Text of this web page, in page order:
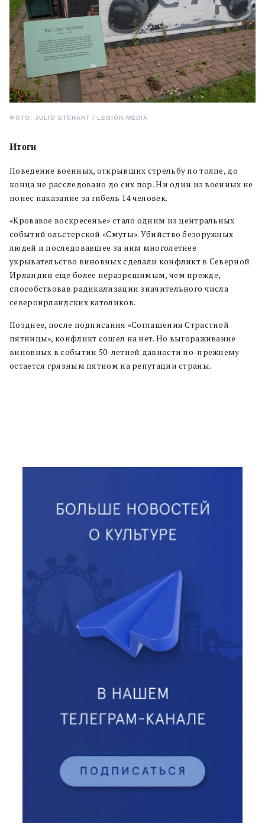
ФОТО: JULIO ETCHART / LEGION-MEDIA
Итоги
Поведение военных, открывших стрельбу по толпе, до
конца не расследовано до сих пор. Ни один из военных не
понес наказание за гибель 14 человек.
«Кровавое воскресенье» стало одним из центральных
событий ольстерской «Смуты». Убийство безоружных
людей и последовавшее за ним многолетнее
укрывательство виновных сделали конфликт в Северной
Ирландии еще более неразрешимым, чем прежде,
способствовав радикализации значительного числа
североирландских католиков.
Позднее, после подписания «Соглашения Страстной
пятницы», конфликт сошел на нет. Но выгораживание
виновных в событии 50-летней давности по-прежнему
остается грязным пятном на репутации страны.